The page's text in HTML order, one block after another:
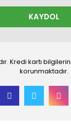
KAYDOL
Kredi kartı
korunmaktadır.